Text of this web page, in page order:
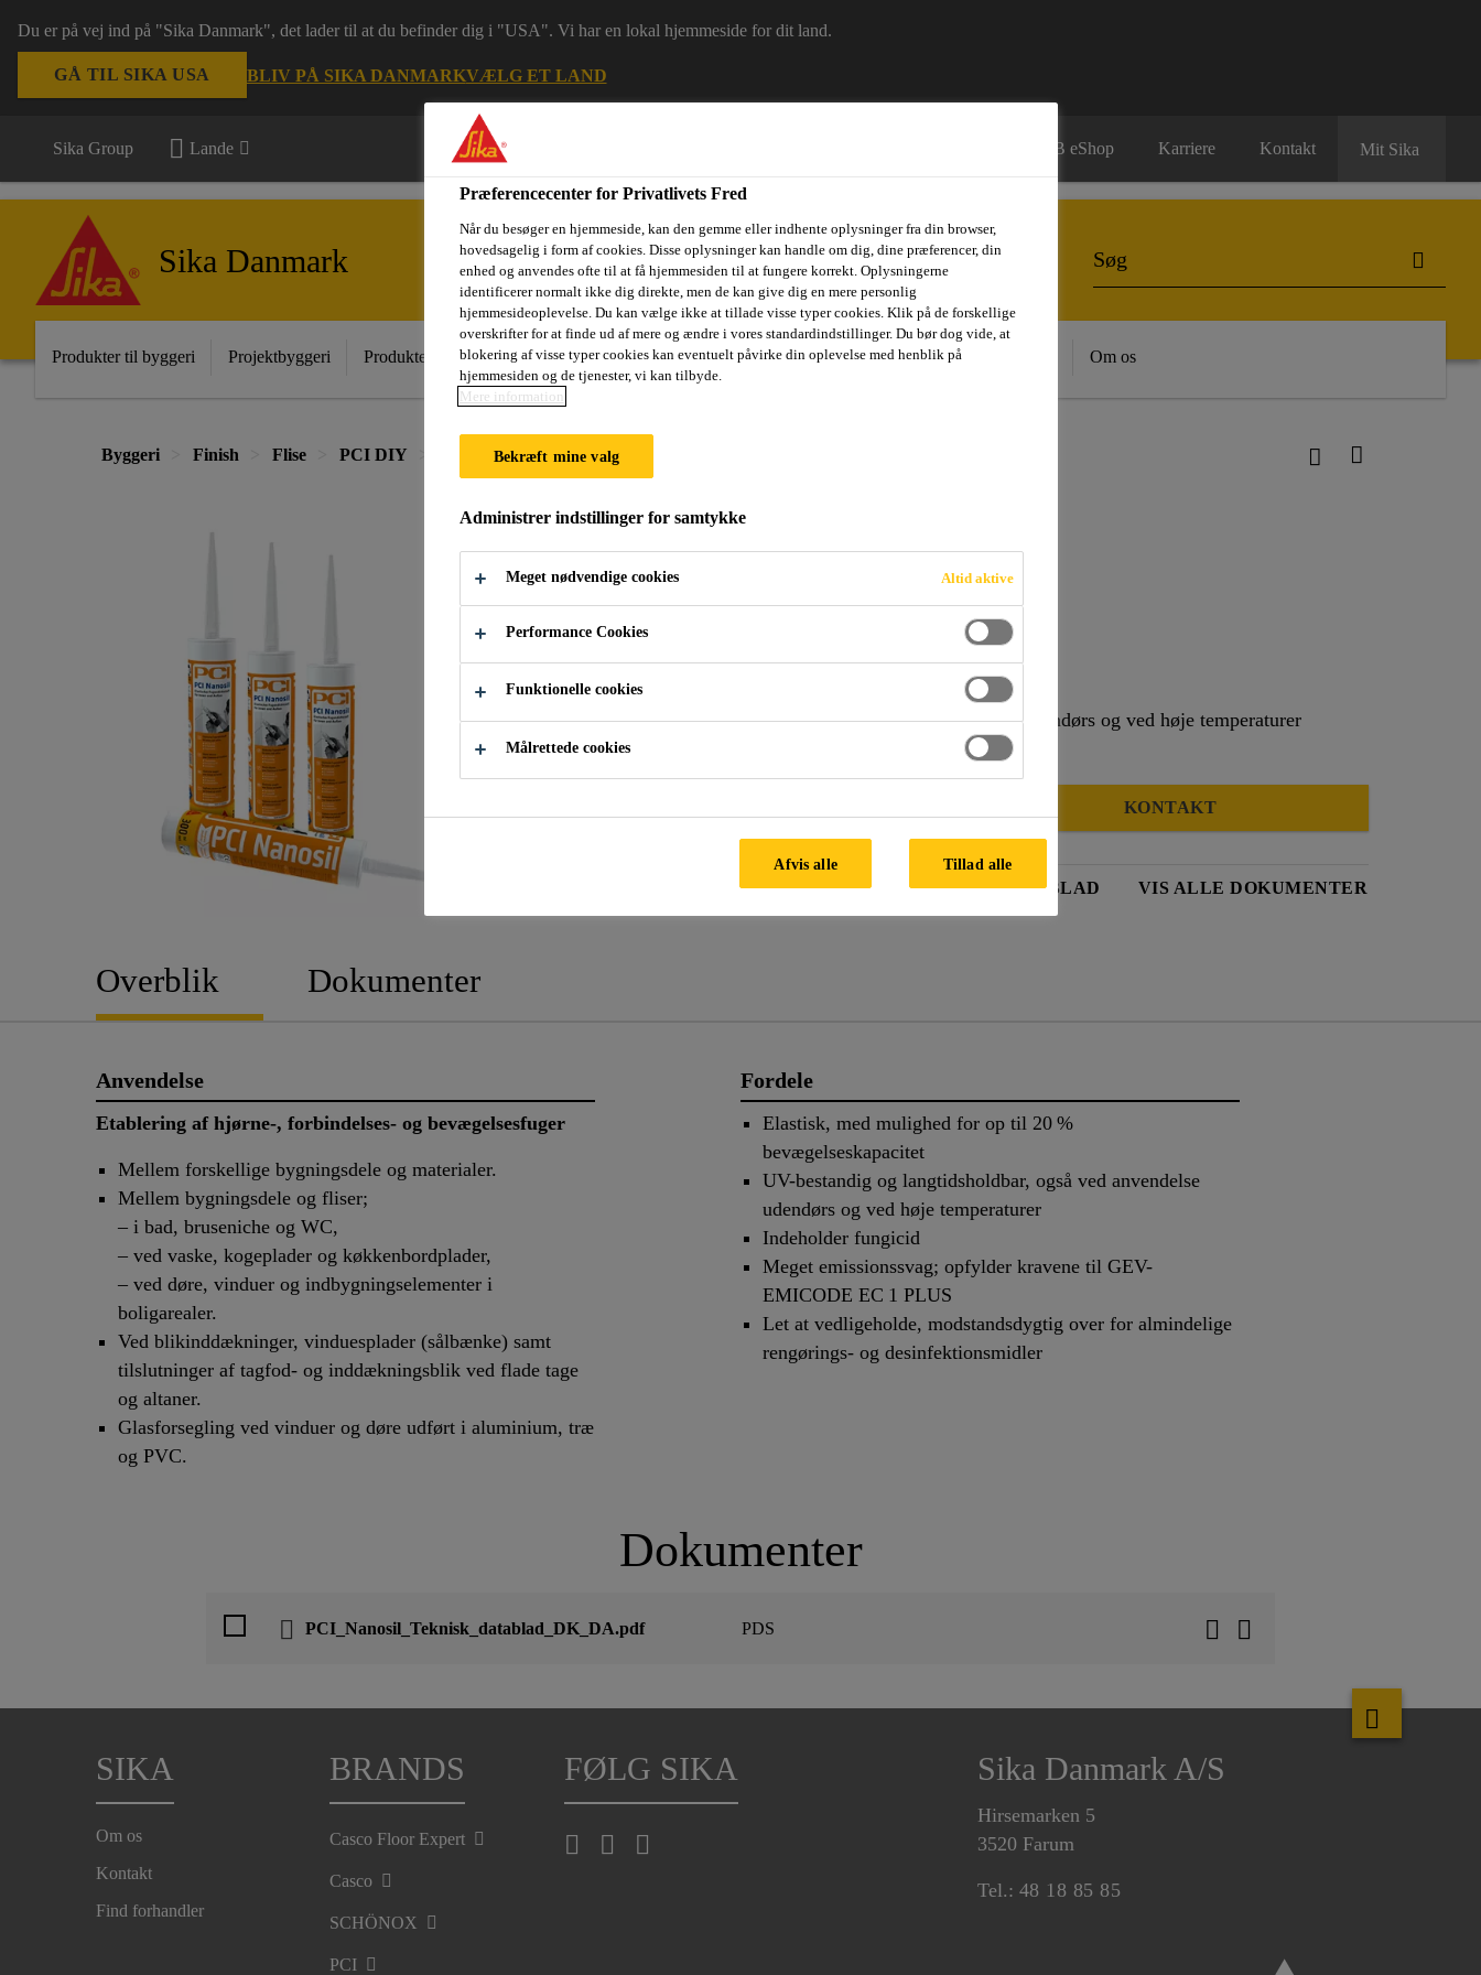
Du er på vej ind på "Sika Danmark", det lader til at du befinder dig i "USA". Vi har en lokal hjemmeside for dit land.
GÅ TIL SIKA USA BLIV PÅ SIKA DANMARKVÆLG ET LAND
Sika Group Lande B2B eShop Karriere Kontakt Mit Sika
Sika Danmark
Produkter til byggeri Projektbyggeri Produkter til industri Dokumenter Digital værktøjskasse Referencer Bæredygtighed Om os
Byggeri Finish Flise PCI DIY PCI® Nanosil
PCI® Nanosil
Elastisk, med mulighed for op til 20 % bevægelseskapacitet
UV-bestandig og langtidsholdbar, også ved anvendelse udendørs og ved høje temperaturer
Indeholder fungicid
KONTAKT
PRODUKTDATABLAD VIS ALLE DOKUMENTER
Overblik Dokumenter
Anvendelse
Etablering af hjørne-, forbindelses- og bevægelsesfuger
Mellem forskellige bygningsdele og materialer.
Mellem bygningsdele og fliser;
– i bad, bruseniche og WC,
– ved vaske, kogeplader og køkkenbordplader,
– ved døre, vinduer og indbygnings­elementer i
boligarealer.
Ved blikinddækninger, vinduesplader (sålbænke) samt
tilslutninger af tagfod- og inddækningsblik ved flade tage
og altaner.
Glasforsegling ved vinduer og døre udført i aluminium, træ
og PVC.
Fordele
Elastisk, med mulighed for op til 20 %
bevægelseskapacitet
UV-bestandig og langtidsholdbar, også ved anvendelse
udendørs og ved høje temperaturer
Indeholder fungicid
Meget emissionssvag; opfylder kravene til GEV-
EMICODE EC 1 PLUS
Let at vedligeholde, modstandsdygtig over for almindelige
rengørings- og desinfektionsmidler
Dokumenter
PCI_Nanosil_Teknisk_datablad_DK_DA.pdf PDS
SIKA
Om os
Kontakt
Find forhandler
BRANDS
Casco Floor Expert
Casco
SCHÖNOX
PCI
FØLG SIKA Sika Danmark A/S
Hirsemarken 5
3520 Farum
Tel.: 48 18 85 85
Præferencecenter for Privatlivets Fred
Når du besøger en hjemmeside, kan den gemme eller indhente oplysninger fra din browser,
hovedsagelig i form af cookies. Disse oplysninger kan handle om dig, dine præferencer, din
enhed og anvendes ofte til at få hjemmesiden til at fungere korrekt. Oplysningerne
identificerer normalt ikke dig direkte, men de kan give dig en mere personlig
hjemmesideoplevelse. Du kan vælge ikke at tillade visse typer cookies. Klik på de forskellige
overskrifter for at finde ud af mere og ændre i vores standardindstillinger. Du bør dog vide, at
blokering af visse typer cookies kan eventuelt påvirke din oplevelse med henblik på
hjemmesiden og de tjenester, vi kan tilbyde.
Mere information
Bekræft mine valg
Administrer indstillinger for samtykke
Meget nødvendige cookies Altid aktive
Performance Cookies
Funktionelle cookies
Målrettede cookies
Afvis alle Tillad alle